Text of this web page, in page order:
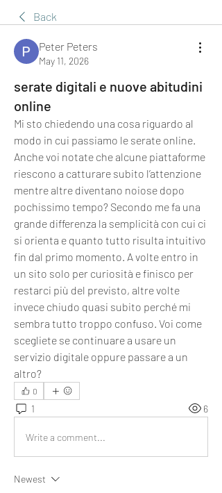
Back
Peter Peters
May 11, 2026
serate digitali e nuove abitudini
online
Mi sto chiedendo una cosa riguardo al
modo in cui passiamo le serate online.
Anche voi notate che alcune piattaforme
riescono a catturare subito l’attenzione
mentre altre diventano noiose dopo
pochissimo tempo? Secondo me fa una
grande differenza la semplicità con cui ci
si orienta e quanto tutto risulta intuitivo
fin dal primo momento. A volte entro in
un sito solo per curiosità e finisco per
restarci più del previsto, altre volte
invece chiudo quasi subito perché mi
sembra tutto troppo confuso. Voi come
scegliete se continuare a usare un
servizio digitale oppure passare a un
altro?
0
1 6
Write a comment...
Newest